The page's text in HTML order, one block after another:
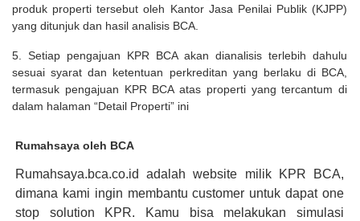
produk properti tersebut oleh Kantor Jasa Penilai Publik (KJPP)
yang ditunjuk dan hasil analisis BCA.
5. Setiap pengajuan KPR BCA akan dianalisis terlebih dahulu
sesuai syarat dan ketentuan perkreditan yang berlaku di BCA,
termasuk pengajuan KPR BCA atas properti yang tercantum di
dalam halaman “Detail Properti” ini
Rumahsaya oleh BCA
Rumahsaya.bca.co.id adalah website milik KPR BCA,
dimana kami ingin membantu customer untuk dapat one
stop solution KPR. Kamu bisa melakukan simulasi